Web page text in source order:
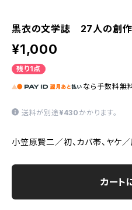
黒衣の文学誌 27人の創
¥1,000
残り1点
なら 手数料無
送料が別途 ¥430 かかります。
小笠原賢二／初、カバ帯、ヤケ
カート